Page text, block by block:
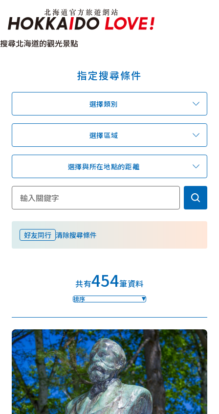
溫泉
區域指南
預約
北海道簡介
依旅遊主題搜尋
七個國立公園
基礎知識
Insta
gram
YouT
ube
Insta
gram
影片
使用條款
隱私權政策摘要
Cookie 政策
關於我們
連結
語言
搜尋北海道的觀光景點
指定搜尋條件
選擇類別
選擇區域
選擇與所在地點的距離
好友同行 清除搜尋條件
共有454筆資料
排序